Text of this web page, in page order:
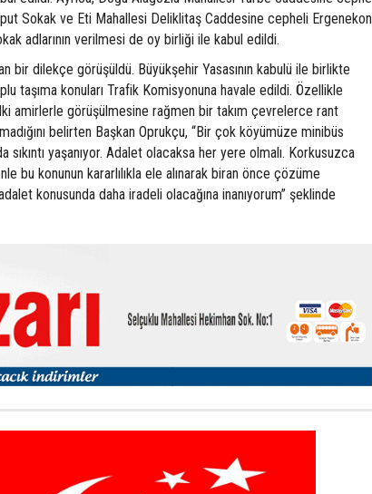
Sokak ve Eti Mahallesi Deliklitaş Caddesine cepheli Ergenekon
adlarının verilmesi de oy birliği ile kabul edildi.
bir dilekçe görüşüldü. Büyükşehir Yasasının kabulü ile birlikte
taşıma konuları Trafik Komisyonuna havale edildi. Özellikle
amirlerle görüşülmesine rağmen bir takım çevrelerce rant
belirten Başkan Oprukçu, “Bir çok köyümüze minibüs
yaşanıyor. Adalet olacaksa her yere olmalı. Korkusuzca
bu konunun kararlılıkla ele alınarak biran önce çözüme
konusunda daha iradeli olacağına inanıyorum” şeklinde